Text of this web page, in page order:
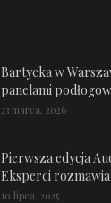
Bartycka w
panelami
23 marca, 2026
Pierwsza edycja
Eksperci
10 lipca, 2025